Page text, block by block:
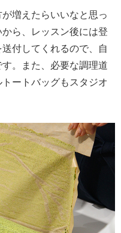
増えたらいいなと思っ
ら、レッスン後には登
付してくれるので、自
。また、必要な調理道
ートバッグもスタジオ